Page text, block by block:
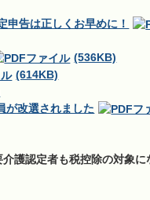
申告は正しくお早めに！
(536KB)
(614KB)
が改選されました
護認定者も税控除の対象に